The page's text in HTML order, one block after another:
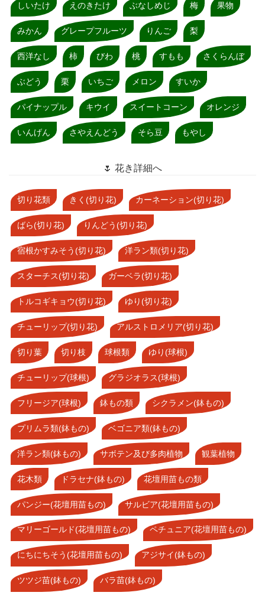
しいたけ えのきたけ ぶなしめじ 梅 果物
みかん グレープフルーツ りんご 梨
西洋なし 柿 びわ 桃 すもも さくらんぼ
ぶどう 栗 いちご メロン すいか
パイナップル キウイ スイートコーン オレンジ
いんげん さやえんどう そら豆 もやし
🌷 花き詳細へ
切り花類 きく(切り花) カーネーション(切り花)
ばら(切り花) りんどう(切り花)
宿根かすみそう(切り花) 洋ラン類(切り花)
スターチス(切り花) ガーベラ(切り花)
トルコギキョウ(切り花) ゆり(切り花)
チューリップ(切り花) アルストロメリア(切り花)
切り葉 切り枝 球根類 ゆり(球根)
チューリップ(球根) グラジオラス(球根)
フリージア(球根) 鉢もの類 シクラメン(鉢もの)
プリムラ類(鉢もの) ベゴニア類(鉢もの)
洋ラン類(鉢もの) サボテン及び多肉植物 観葉植物
花木類 ドラセナ(鉢もの) 花壇用苗もの類
パンジー(花壇用苗もの) サルビア(花壇用苗もの)
マリーゴールド(花壇用苗もの) ペチュニア(花壇用苗もの)
にちにちそう(花壇用苗もの) アジサイ(鉢もの)
ツツジ苗(鉢もの) バラ苗(鉢もの)